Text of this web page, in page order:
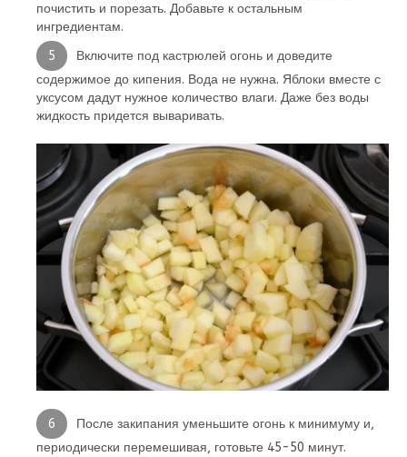
почистить и порезать. Добавьте к остальным
ингредиентам.
Включите под кастрюлей огонь и доведите
содержимое до кипения. Вода не нужна. Яблоки вместе с
уксусом дадут нужное количество влаги. Даже без воды
жидкость придется вываривать.
После закипания уменьшите огонь к минимуму и,
периодически перемешивая, готовьте 45-50 минут.